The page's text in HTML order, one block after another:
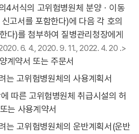
4서식의 고위험병원체 분양ㆍ이동
고서를 포함한다)에 다음 각 호의
다)를 첨부하여 질병관리청장에게
6. 4., 2020. 9. 11., 2022. 4. 20 .>
계약서 또는 주문서
는 고위험병원체의 사용계획서
따른 고위험병원체 취급시설의 허
는 사용계약서
는 고위험병원체의 운반계획서(운반